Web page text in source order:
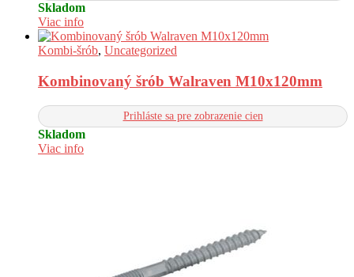
Skladom
Viac info
Kombi-šrób, Uncategorized
Kombinovaný šrób Walraven M10x120mm
Prihláste sa pre zobrazenie cien
Skladom
Viac info